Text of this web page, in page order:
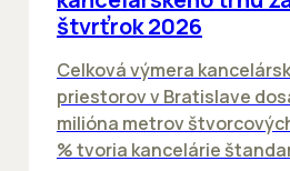
štvrťrok 2026
Celková výmera
priestorov v Bratislave
milióna metrov
% tvoria kancelárie